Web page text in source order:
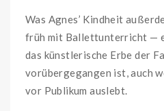
Was Agnes’ Kindheit
früh mit Ballettunterricht —
das künstlerische Erbe der
vorübergegangen ist, auch
vor Publikum auslebt.